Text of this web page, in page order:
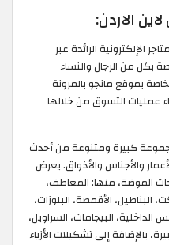
الاردن:
الإلكترونية الرائدة عبر
بكل من الرجال والنساء
بموقع مانجو بالمرونة
عمليات التسوق من خلالها
كبيرة ومتنوعة من أحدث
والأجناس والأذواق. يعرض
الموضة، منها: المعاطف،
البناطيل، الأقمصة، البلوزات،
الداخلية، البيجامات، السراويل،
بالإضافة إلى تشكيلات الأزياء